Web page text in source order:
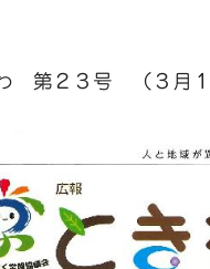
第２３号 （３月１